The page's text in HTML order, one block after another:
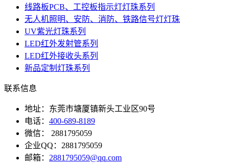
线路板PCB、工控板指示灯灯珠系列
无人机照明、安防、消防、铁路信号灯灯珠
UV紫光灯珠系列
LED红外发射管系列
LED红外接收头系列
新品定制灯珠系列
联系信息
地址：东莞市塘厦镇新头工业区90号
电话： 400-689-8189
微信： 2881795059
企业QQ：2881795059
邮箱： 2881795059@qq.com